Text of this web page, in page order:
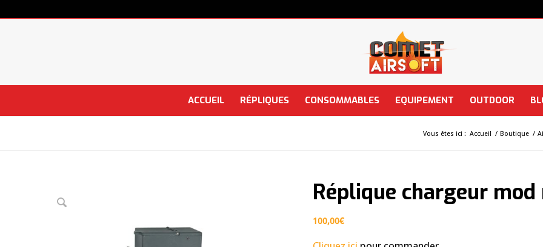
ACCUEIL RÉPLIQUES CONSOMMABLES EQUIPEMENT OUTDOOR
Vous êtes ici : Accueil / Boutique /
Réplique chargeur
100,00€